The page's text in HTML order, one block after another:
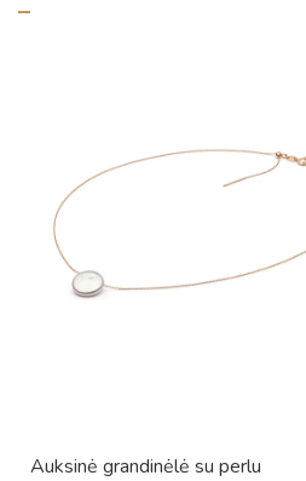
Auksinė grandinėlė su perlu